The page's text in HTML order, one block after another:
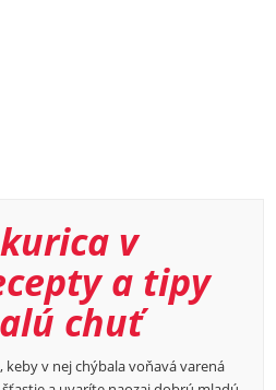
v
a tipy
chuť
keby v nej chýbala voňavá varená